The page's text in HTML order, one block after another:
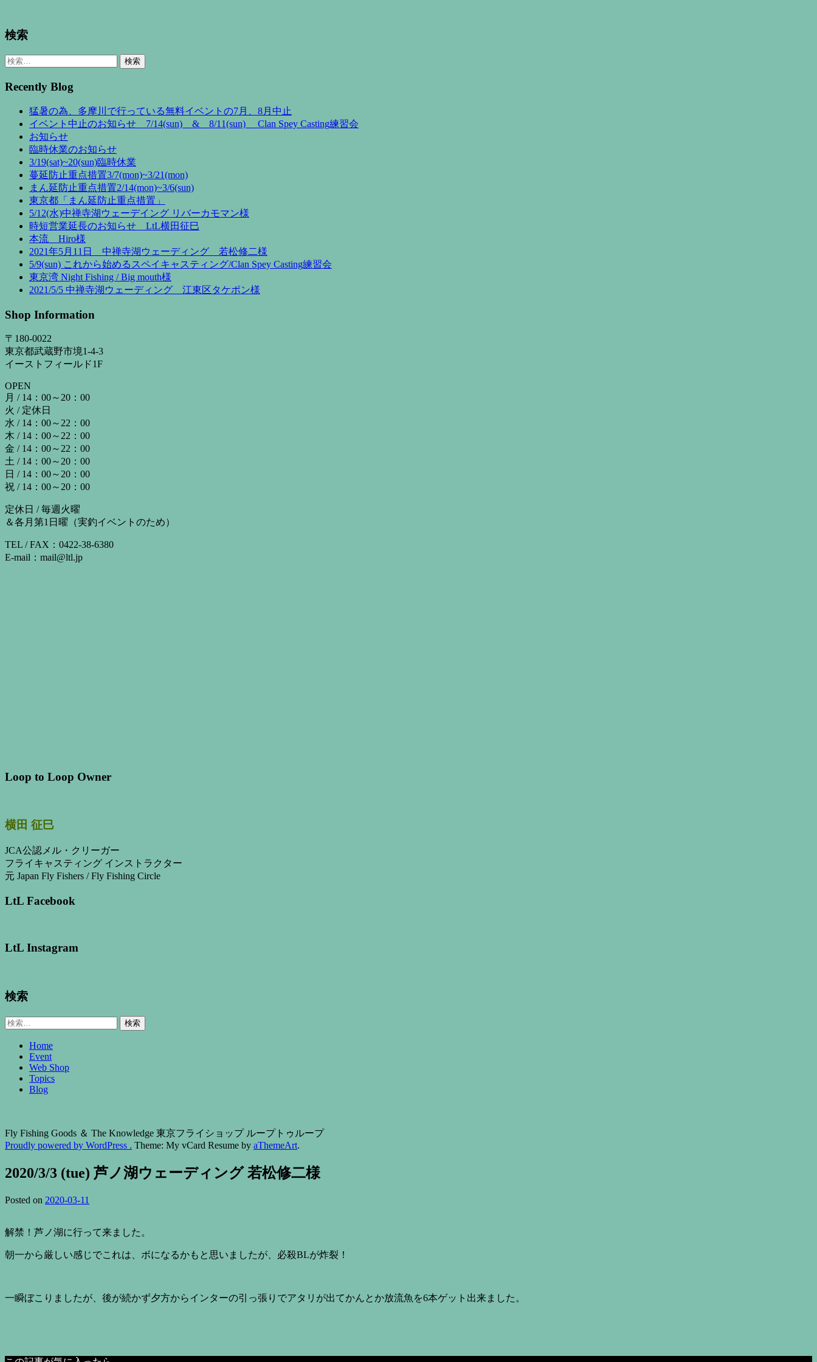
検索
検
Recently Blog
猛暑の為、多摩川で行っている無料イベントの7月、8月中止
イベント中止のお知らせ 7/14(sun) & 8/11(sun) Clan Spey Casting練習会
お知らせ
臨時休業のお知らせ
3/19(sat)~20(sun)臨時休業
蔓延防止重点措置3/7(mon)~3/21(mon)
まん延防止重点措置2/14(mon)~3/6(sun)
東京都「まん延防止重点措置」
5/12(水)中禅寺湖ウェーデイング リバーカモマン様
時短営業延長のお知らせ LtL横田征巳
本流 Hiro様
2021年5月11日 中禅寺湖ウェーディング 若松修二様
5/9(sun) これから始めるスペイキャスティング/Clan Spey Casting練習会
東京湾 Night Fishing / Big mouth様
2021/5/5 中禅寺湖ウェーディング 江東区タケポン様
Shop Information
〒180-0022
東京都武蔵野市境1-4-3
イーストフィールド1F
OPEN
月 / 14：00～20：00
火 / 定休日
水 / 14：00～22：00
木 / 14：00～22：00
金 / 14：00～22：00
土 / 14：00～20：00
日 / 14：00～20：00
祝 / 14：00～20：00
定休日 / 毎週火曜
＆各月第1日曜（実釣イベントのため）
TEL / FAX：0422-38-6380
E-mail：mail@ltl.jp
Loop to Loop Owner
横田 征巳
JCA公認メル・クリーガー
フライキャスティング インストラクター
元 Japan Fly Fishers / Fly Fishing Circle
LtL Facebook
LtL Instagram
検索
検
Home
Event
Web Shop
Topics
Blog
Fly Fishing Goods ＆ The Knowledge 東京フライショップ ループトゥループ
Proudly powered by WordPress . Theme: My vCard Resume by aThemeArt.
2020/3/3 (tue) 芦ノ湖ウェーディング 若松修二様
Posted on 2020-03-11
解禁！芦ノ湖に行って来ました。
朝一から厳しい感じでこれは、ボになるかもと思いましたが、必殺BLが炸裂！
一瞬ぼこりましたが、後が続かず夕方からインターの引っ張りでアタリが出てかんとか放流魚を6本ゲット出来ました。